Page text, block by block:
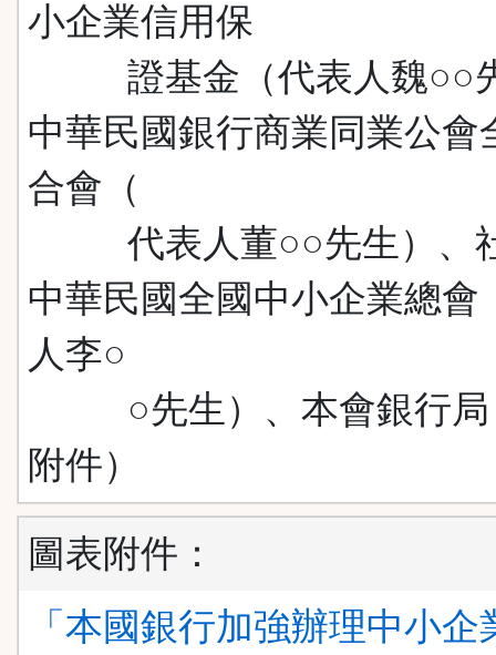
小企業信用保
證基金（代表人魏○○
中華民國銀行商業同業公會
合會（
代表人董○○先生）、
中華民國全國中小企業總會
人李○
○先生）、本會銀行局
附件）
圖表附件：
「本國銀行加強辦理中小企